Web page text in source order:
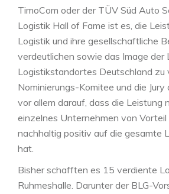
TimoCom oder der TÜV Süd Auto
Logistik Hall of Fame ist es, die
Logistik und ihre gesellschaftliche
verdeutlichen sowie das Image der
Logistikstandortes Deutschland zu
Nominierungs-Komitee und die
vor allem darauf, dass die Leistung
einzelnes Unternehmen von Vorteil
nachhaltig positiv auf die gesamte
hat.
Bisher schafften es 15 verdiente
Ruhmeshalle. Darunter der BLG-